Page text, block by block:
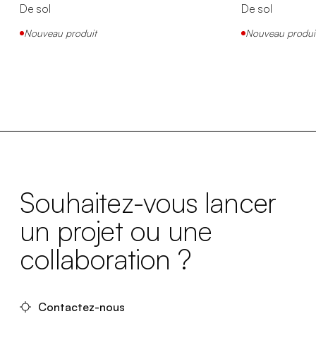
De sol
Nouveau produit
De sol
Nouveau
Souhaitez-vous lancer
un projet ou une
collaboration ?
Contactez-nous